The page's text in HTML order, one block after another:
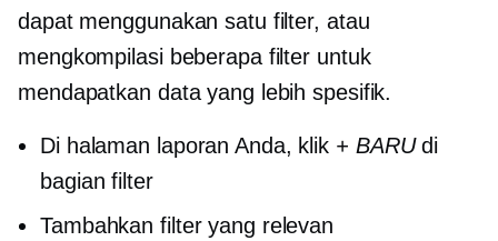
dapat menggunakan satu filter, atau
mengkompilasi beberapa filter untuk
mendapatkan data yang lebih spesifik.
Di halaman laporan Anda, klik + BARUdi
bagian filter
Tambahkan filter yang relevan